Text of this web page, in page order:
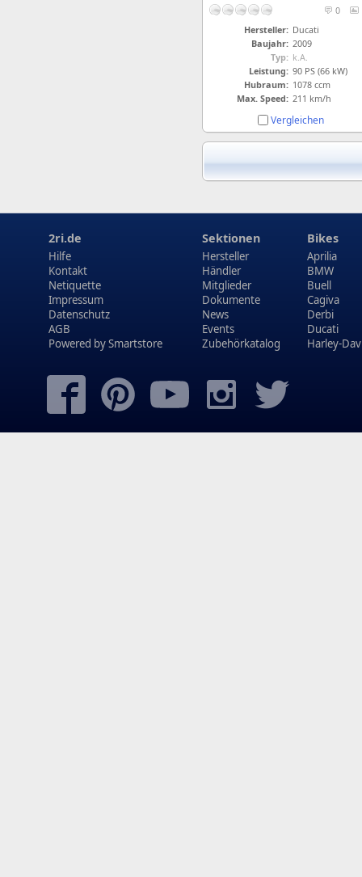
0
Hersteller: Ducati
Baujahr: 2009
Typ: k.A.
Leistung: 90 PS (66 kW)
Hubraum: 1078 ccm
Max. Speed: 211 km/h
Vergleichen
2ri.de
Hilfe
Kontakt
Netiquette
Impressum
Datenschutz
AGB
Powered bySmartstore
Sektionen
Hersteller
Händler
Mitglieder
Dokumente
News
Events
Zubehörkatalog
Bikes
Aprilia
BMW
Buell
Cagiva
Derbi
Ducati
Harley-